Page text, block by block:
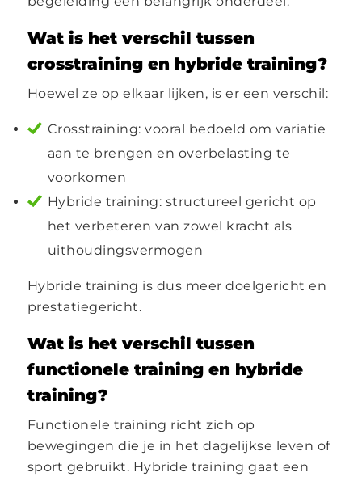
Wat is het verschil tussen
crosstraining en hybride training?
Hoewel ze op elkaar lijken, is er een verschil:
Crosstraining: vooral bedoeld om variatie
aan te brengen en overbelasting te
voorkomen
Hybride training: structureel gericht op
het verbeteren van zowel kracht als
uithoudingsvermogen
Hybride training is dus meer doelgericht en
prestatiegericht.
Wat is het verschil tussen
functionele training en hybride
training?
Functionele training richt zich op
bewegingen die je in het dagelijkse leven of
sport gebruikt. Hybride training gaat een